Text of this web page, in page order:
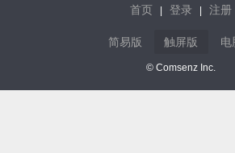
首页 登录 注册
简易版 触屏版 电
© Comsenz Inc.